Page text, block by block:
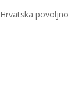
Hrvatska povoljno